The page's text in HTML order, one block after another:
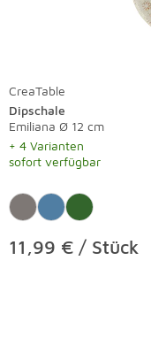
CreaTable
Dipschale
Emiliana Ø 12 cm
+ 4 Varianten
sofort verfügbar
11,99 € / Stück